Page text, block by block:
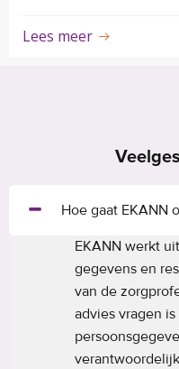
Lees meer
Hoe gaat EKANN
EKANN werkt
gegevens en
van de
advies vragen